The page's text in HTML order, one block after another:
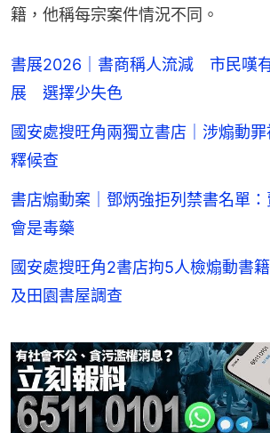
籍，他稱每宗案件情況不同。
書展2026｜書商稱人流減 市民嘆
展 選擇少失色
國安處搜旺角兩獨立書店｜涉煽動
釋候查
書店煽動案｜鄧炳強拒列禁書名單
會是毒藥
國安處搜旺角2書店拘5人檢煽動書
及田園書屋調查